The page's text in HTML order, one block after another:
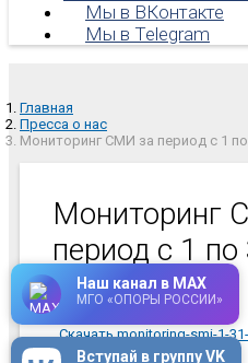
Мы в ВКонтакте
Мы в Telegram
Главная
Пресса о нас
Мониторинг СМИ за период с 1 по
Мониторинг
период с 1
2022 года
Скачать monitoring-smi-1-
Вступай в группу VK
Наш канал в MAX
МГО «ОПОРЫ РОССИИ»